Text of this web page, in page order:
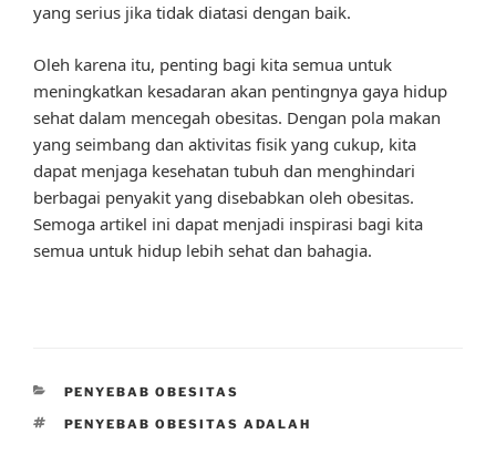
yang serius jika tidak diatasi dengan baik.
Oleh karena itu, penting bagi kita semua untuk
meningkatkan kesadaran akan pentingnya gaya hidup
sehat dalam mencegah obesitas. Dengan pola makan
yang seimbang dan aktivitas fisik yang cukup, kita
dapat menjaga kesehatan tubuh dan menghindari
berbagai penyakit yang disebabkan oleh obesitas.
Semoga artikel ini dapat menjadi inspirasi bagi kita
semua untuk hidup lebih sehat dan bahagia.
CATEGORIES
PENYEBAB OBESITAS
TAGS
PENYEBAB OBESITAS ADALAH